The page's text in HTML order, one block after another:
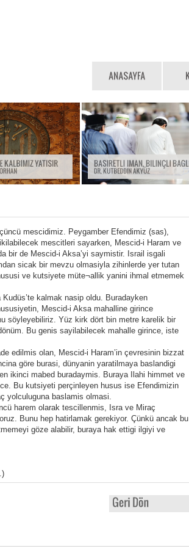
mescidimiz. Peygamber Efendimiz (sas),
mescitleri sayarken, Mescid-i Haram ve
bir de Mescid-i Aksa’yi saymistir. Israil isgali
sicak bir mevzu olmasiyla zihinlerde yer tutan
ve kutsiyete müte¬allik yanini ihmal etmemek
kalmak nasip oldu. Buradayken
Mescid-i Aksa mahalline girince
söyleyebiliriz. Yüz kirk dört bin metre karelik bir
Bu genis sayilabilecek mahalle girince, iste
edilmis olan, Mescid-i Haram’in çevresinin bizzat
göre burasi, dünyanin yaratilmaya baslandigi
ikinci mabed buradaymis. Buraya Ilahi himmet ve
Bu kutsiyeti perçinleyen husus ise Efendimizin
yolculuguna baslamis olmasi.
harem olarak tescillenmis, Isra ve Miraç
Bunu hep hatirlamak gerekiyor. Çünkü ancak bu
göze alabilir, buraya hak ettigi ilgiyi ve